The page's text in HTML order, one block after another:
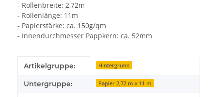
- Rollenbreite: 2,72m
- Rollenlänge: 11m
- Papierstärke: ca. 150g/qm
- Innendurchmesser Pappkern: ca. 52mm
Produkteigenschaft
Wert
Artikelgruppe: Hintergrund
Untergruppe: Papier 2,72 m x 11 m